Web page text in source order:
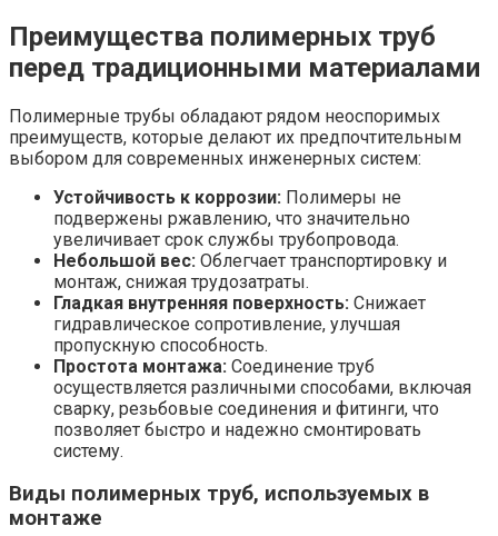
Преимущества полимерных труб
перед традиционными материалами
Полимерные трубы обладают рядом неоспоримых
преимуществ, которые делают их предпочтительным
выбором для современных инженерных систем:
Устойчивость к коррозии: Полимеры не
подвержены ржавлению, что значительно
увеличивает срок службы трубопровода.
Небольшой вес: Облегчает транспортировку и
монтаж, снижая трудозатраты.
Гладкая внутренняя поверхность: Снижает
гидравлическое сопротивление, улучшая
пропускную способность.
Простота монтажа: Соединение труб
осуществляется различными способами, включая
сварку, резьбовые соединения и фитинги, что
позволяет быстро и надежно смонтировать
систему.
Виды полимерных труб, используемых в
монтаже